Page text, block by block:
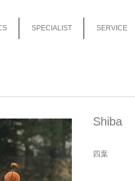
SPECIALIST SERVICE
Shiba
四葉